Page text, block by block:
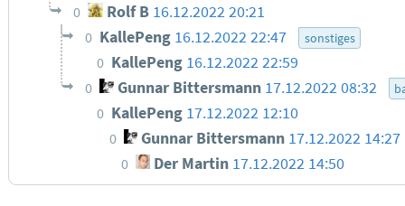
0 Rolf B 16.12.2022 20:21
0 KallePeng 16.12.2022 22:47 sonstiges
0 KallePeng 16.12.2022 22:59
0 Gunnar Bittersmann 17.12.2022 08:32
0 KallePeng 17.12.2022 12:10
0 Gunnar Bittersmann 17.12.2022 14:27
0 Der Martin 17.12.2022 14:50